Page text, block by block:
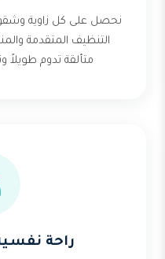
نحصل على كل زاوية
التنظيف المتقدمة
متألقة تدوم
راحة